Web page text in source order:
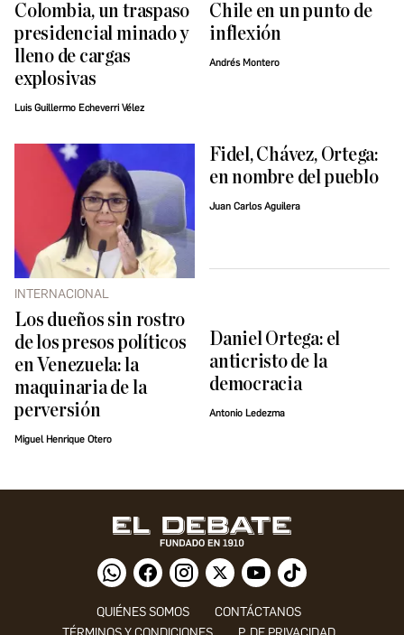
Colombia, un traspaso
presidencial minado y
lleno de cargas
explosivas
Luis Guillermo Echeverri Vélez
Chile en un punto de
inflexión
Andrés Montero
INTERNACIONAL
Los dueños sin rostro
de los presos políticos
en Venezuela: la
maquinaria de la
perversión
Miguel Henrique Otero
Fidel, Chávez, Ortega:
en nombre del pueblo
Juan Carlos Aguilera
Daniel Ortega: el
anticristo de la
democracia
Antonio Ledezma
QUIÉNES SOMOS
CONTÁCTANOS